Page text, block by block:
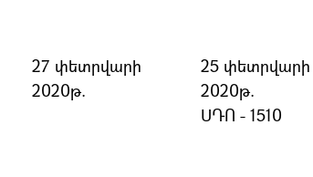
27 փետրվարի
2020թ.
25 փետրվարի
2020թ.
ՍԴՈ - 1510